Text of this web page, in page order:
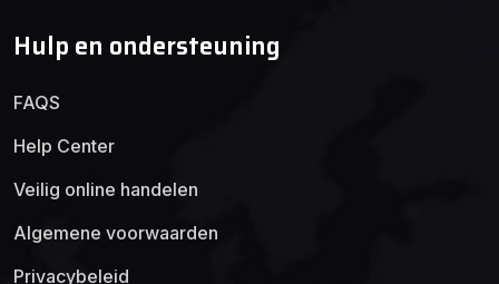
Hulp en ondersteuning
FAQS
Help Center
Veilig online handelen
Algemene voorwaarden
Privacybeleid